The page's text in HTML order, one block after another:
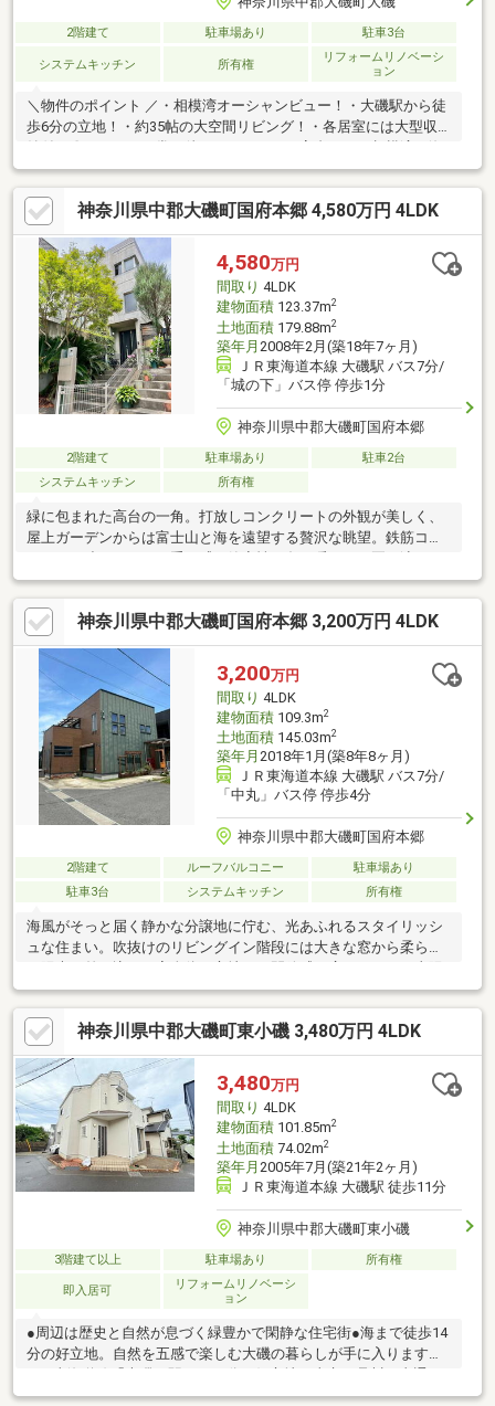
2階建て 駐車場あり 駐車3台
システムキッチン 所有権
リフォームリノベーシ
ョン
＼物件のポイント ／・相模湾オーシャンビュー！・大磯駅から徒
歩6分の立地！・約35帖の大空間リビング！・各居室には大型収
を望むことができるロケーション！・都会の喧騒を離れて、リラ
ックスできる拠点として〇・木々に囲まれ、鳥のさえずりが聞こ
える日常。大磯町って？■昔から数々の政治家や文豪に愛されて
きた、湘南エリアの中でも特に「上品で静かな大人の隠れ家」と
して知られる落ち着いた街並み。■都心からのアクセスもスムー
ズで、移住地やセカンドハウスのエリアとしても人気があります
◎詳細はお気軽にお問い合わせください！
神奈川県中郡大磯町国府本郷 4,580万円 4LDK
4,580万円
間取り 4LDK
建物面積123.37m2
土地面積179.88m2
築年月 2008年2月(築18年7ヶ月)
ＪＲ東海道本線 大磯駅 バス7分/
「城の下」バス停 停歩1分
神奈川県中郡大磯町国府本郷
2階建て 駐車場あり
駐車2台
システムキッチン
所有権
緑に包まれた高台の一角。打放しコンクリートの外観が美しく、
屋上ガーデンからは富士山と海を遠望する贅沢な眺望。鉄筋コン
快適な住環境。吹抜けの玄関ホールや18帖のLDK、開放感あふれ
る設計。屋上ではBBQや家庭菜園も楽しめ、暮らしに彩りを添え
ます。海岸への散歩、運動公園でスポーツ等楽しめる立地です。
神奈川県中郡大磯町国府本郷 3,200万円 4LDK
3,200万円
間取り 4LDK
建物面積109.3m2
土地面積145.03m2
築年月 2018年1月(築8年8ヶ月)
ＪＲ東海道本線 大磯駅 バス7分/
「中丸」バス停 停歩4分
神奈川県中郡大磯町国府本郷
2階建て ルーフバルコニー
駐車場あり
駐車3台
システムキッチン 所有権
海風がそっと届く静かな分譲地に佇む、光あふれるスタイリッシ
ュな住まい。吹抜けのリビングイン階段には大きな窓から柔らか
光発電で賢く暮らせる4LDKは、家族の時間も自分の時間も大切に
できるゆとりある間取り。3台分（車種による）の駐車スペースや
広いバルコニー、海まで歩けるロケーション、公園や飲食店が近
い便利さも魅力。日常が少し特別に感じられる、上質な暮らしが
ここから始まります。
神奈川県中郡大磯町東小磯 3,480万円 4LDK
3,480万円
間取り 4LDK
建物面積101.85m2
土地面積74.02m2
築年月 2005年7月(築21年2ヶ月)
ＪＲ東海道本線 大磯駅 徒歩11分
神奈川県中郡大磯町東小磯
3階建て以上 駐車場あり 所有権
即入居可
リフォームリノベーシ
ョン
●周辺は歴史と自然が息づく緑豊かで閑静な住宅街●海まで徒歩14
分の好立地。自然を五感で楽しむ大磯の暮らしが手に入ります。
快適アクセス●室内外新規リノベーション実施済み。快適な暮ら